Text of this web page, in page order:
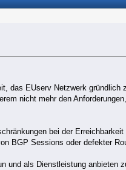
das EUserv Netzwerk gründlich
nicht mehr den
bei der
BGP Sessions oder defekter
und als Dienstleistung anbieten